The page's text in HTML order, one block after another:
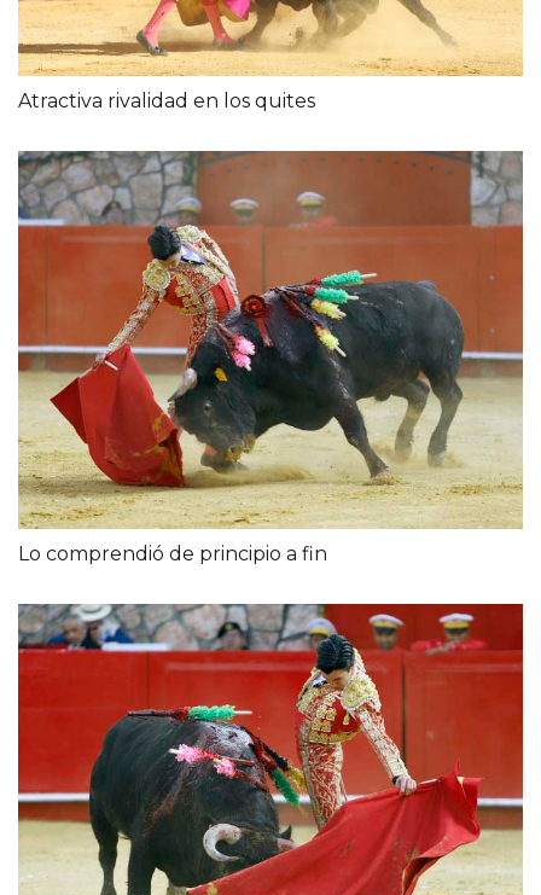
Atractiva rivalidad en los quites
Lo comprendió de principio a fin